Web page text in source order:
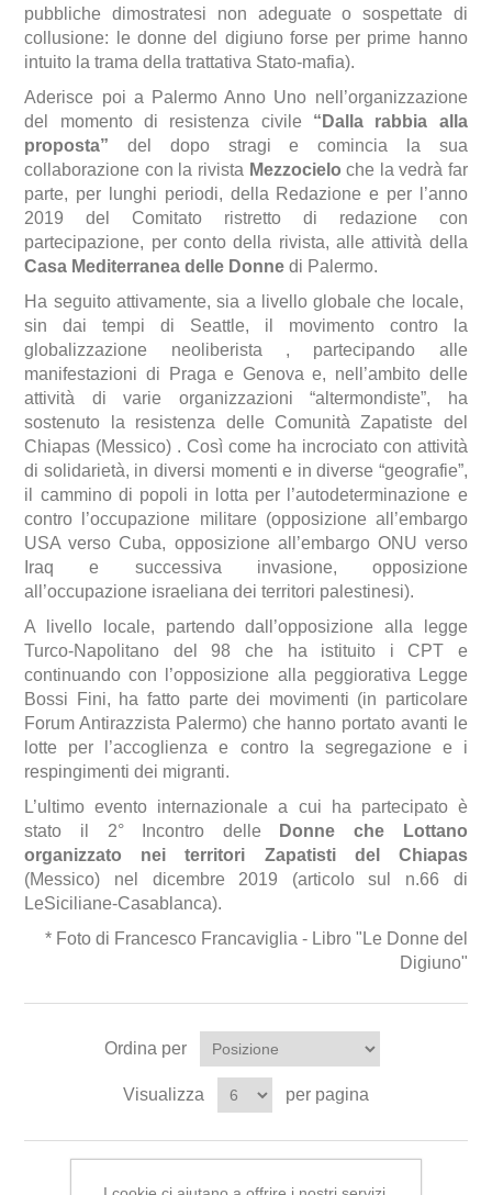
pubbliche dimostratesi non adeguate o sospettate di
collusione: le donne del digiuno forse per prime hanno
intuito la trama della trattativa Stato-mafia).
Aderisce poi a Palermo Anno Uno nell’organizzazione
del momento di resistenza civile “Dalla rabbia alla
proposta” del dopo stragi e comincia la sua
collaborazione con la rivista Mezzocielo che la vedrà far
parte, per lunghi periodi, della Redazione e per l’anno
2019 del Comitato ristretto di redazione con
partecipazione, per conto della rivista, alle attività della
Casa Mediterranea delle Donne di Palermo.
Ha seguito attivamente, sia a livello globale che locale,
sin dai tempi di Seattle, il movimento contro la
globalizzazione neoliberista , partecipando alle
manifestazioni di Praga e Genova e, nell’ambito delle
attività di varie organizzazioni “altermondiste”, ha
sostenuto la resistenza delle Comunità Zapatiste del
Chiapas (Messico) . Così come ha incrociato con attività
di solidarietà, in diversi momenti e in diverse “geografie”,
il cammino di popoli in lotta per l’autodeterminazione e
contro l’occupazione militare (opposizione all’embargo
USA verso Cuba, opposizione all’embargo ONU verso
Iraq e successiva invasione, opposizione
all’occupazione israeliana dei territori palestinesi).
A livello locale, partendo dall’opposizione alla legge
Turco-Napolitano del 98 che ha istituito i CPT e
continuando con l’opposizione alla peggiorativa Legge
Bossi Fini, ha fatto parte dei movimenti (in particolare
Forum Antirazzista Palermo) che hanno portato avanti le
lotte per l’accoglienza e contro la segregazione e i
respingimenti dei migranti.
L’ultimo evento internazionale a cui ha partecipato è
stato il 2° Incontro delle
Donne che Lottano
organizzato nei territori Zapatisti del Chiapas
(Messico) nel dicembre 2019 (articolo sul n.66 di
LeSiciliane-Casablanca).
* Foto di Francesco Francaviglia - Libro "Le Donne del
Digiuno"
Ordina per
Visualizza per pagina